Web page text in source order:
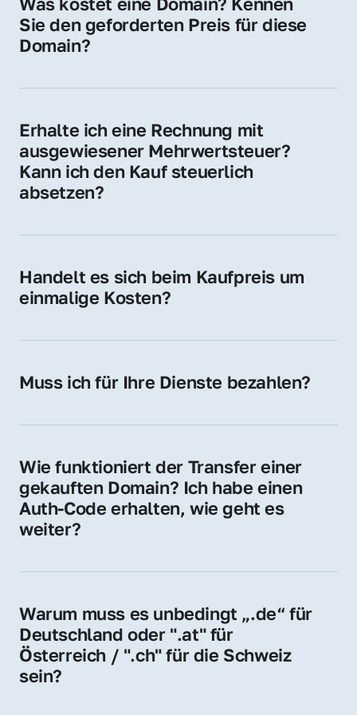
Adressen oder als digitale Investition.
Sie den geforderten Preis für diese
Domain?
Domain liegt ein konkreter Kaufpreis vor –
unverbindliches Angebot.
Erhalte ich eine Rechnung mit
ausgewiesener Mehrwertsteuer?
Kann ich den Kauf steuerlich
absetzen?
Für Unternehmen ist der Kauf in der Regel
Handelt es sich beim Kaufpreis um
einmalige Kosten?
späteren Betrieb der Domain (z. B. beim
Gebühren an. Diese bewegen sich für .de
Muss ich für Ihre Dienste bezahlen?
der Domain – ohne zusätzliche Vermittlungs-
Wie funktioniert der Transfer einer
gekauften Domain? Ich habe einen
Auth-Code erhalten, wie geht es
weiter?
Provider, die Domain zu übernehmen. Gerne
schnellen Prozess.
Warum muss es unbedingt „.de“ für
Deutschland oder ".at" für
Österreich / ".ch" für die Schweiz
sein?